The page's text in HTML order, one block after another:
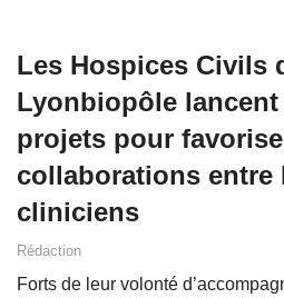
Les Hospices Civils
Lyonbiopôle
projets pour
collaborations entre
cliniciens
Rédaction
Forts de leur volonté